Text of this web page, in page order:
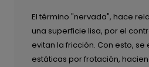
El término "nervada", hace
una superficie lisa, por el
evitan la fricción. Con esto, se
estáticas por frotación,